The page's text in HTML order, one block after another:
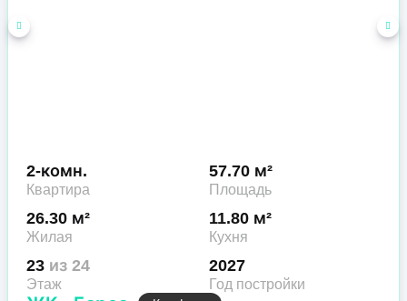
2-комн.
Квартира
57.70 м²
Площадь
26.30 м²
Жилая
11.80 м²
Кухня
23 из 24
Этаж
2027
Год постройки